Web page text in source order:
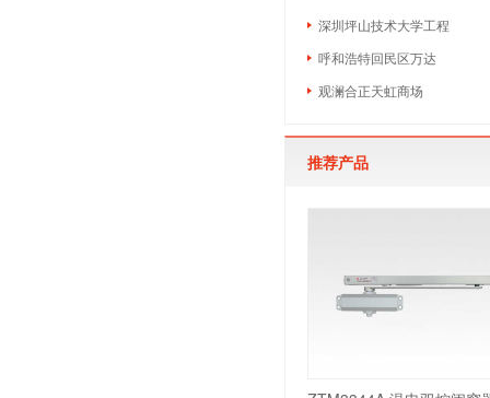
深圳坪山技术大学工程
呼和浩特回民区万达
观澜合正天虹商场
推荐产品